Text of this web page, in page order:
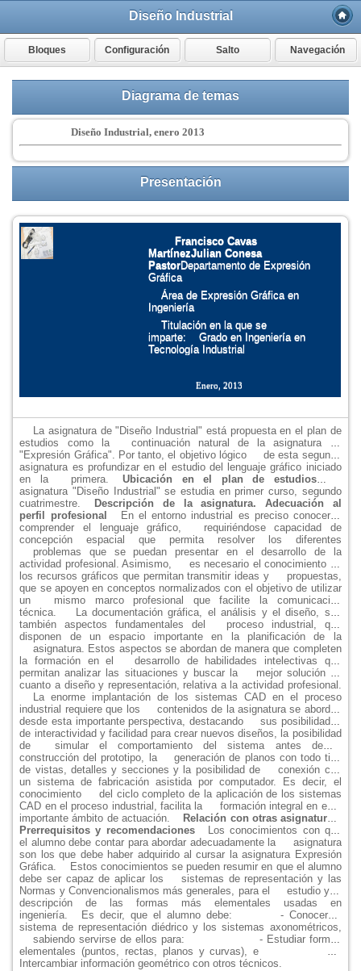
Diseño Industrial
Bloques Configuración Salto Navegación
Diagrama de temas
Diseño Industrial, enero 2013
Presentación
Francisco Cavas
MartínezJulian Conesa
PastorDepartamento de Expresión
Gráfica
Área de Expresión Gráfica en
Ingeniería
Titulación en la que se
imparte:
Grado en Ingeniería en
Tecnología Industrial
Enero, 2013
La asignatura de "Diseño Industrial" está propuesta en el plan de
estudios como la
continuación natural de la asignatura de
"Expresión Gráfica". Por tanto, el objetivo lógico
de esta segunda
asignatura es profundizar en el estudio del lenguaje gráfico iniciado
en la
primera. Ubicación en el plan de estudios
asignatura "Diseño Industrial" se estudia en primer curso, segundo
cuatrimestre.
Descripción de la asignatura. Adecuación al
perfil profesional
En el entorno industrial es preciso conocer y
comprender el lenguaje gráfico,
requiriéndose capacidad de
concepción espacial que permita resolver los diferentes
problemas que se puedan presentar en el desarrollo de la
actividad profesional. Asimismo,
es necesario el conocimiento de
los recursos gráficos que permitan transmitir ideas y
propuestas,
que se apoyen en conceptos normalizados con el objetivo de utilizar
un
mismo marco profesional que facilite la comunicación
técnica.
La documentación gráfica, el análisis y el diseño, son
también aspectos fundamentales del
proceso industrial, que
disponen de un espacio importante en la planificación de la
asignatura. Estos aspectos se abordan de manera que completen
la formación en el
desarrollo de habilidades intelectivas que
permitan analizar las situaciones y buscar la
mejor solución en
cuanto a diseño y representación, relativa a la actividad profesional.
La enorme implantación de los sistemas CAD en el proceso
industrial requiere que los
contenidos de la asignatura se aborden
desde esta importante perspectiva, destacando
sus posibilidades
de interactividad y facilidad para crear nuevos diseños, la posibilidad
de
simular el comportamiento del sistema antes de la
construcción del prototipo, la
generación de planos con todo tipo
de vistas, detalles y secciones y la posibilidad de
conexión con
un sistema de fabricación asistida por computador. Es decir, el
conocimiento
del ciclo completo de la aplicación de los sistemas
CAD en el proceso industrial, facilita la
formación integral en este
importante ámbito de actuación.
Relación con otras asignaturas.
Prerrequisitos y recomendaciones
Los conocimientos con que
el alumno debe contar para abordar adecuadamente la
asignatura
son los que debe haber adquirido al cursar la asignatura Expresión
Gráfica.
Estos conocimientos se pueden resumir en que el alumno
debe ser capaz de aplicar los
sistemas de representación y las
Normas y Convencionalismos más generales, para el
estudio y la
descripción de las formas más elementales usadas en
ingeniería.
Es decir, que el alumno debe:
- Conocer el
sistema de representación diédrico y los sistemas axonométricos,
sabiendo servirse de ellos para:
- Estudiar formas
elementales (puntos, rectas, planos y curvas), e
-
Intercambiar información geométrico con otros técnicos.